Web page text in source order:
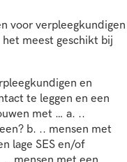
voor verpleegkundigen
meest geschikt bij
en
te leggen en een
met … a. ..
b. .. mensen met
lage SES en/of